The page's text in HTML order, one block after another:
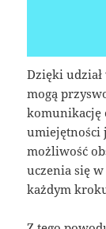
Dzięki
mogą
komunikację
umiejętności
możliwość
uczenia się
każdym